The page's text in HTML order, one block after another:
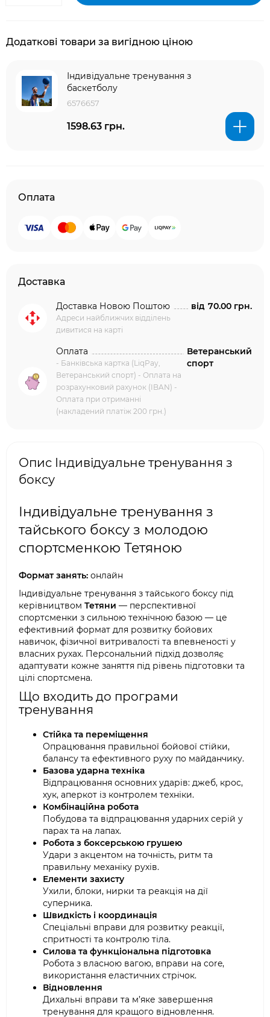
Додаткові товари за вигідною ціною
Індивідуальне тренування з
баскетболу
6576657
1598.63 грн.
Оплата
Доставка
Доставка Новою Поштою
Адреси найближчих відділень
дивитися на карті
від 70.00 грн.
Оплата
- Банківська картка (LiqPay,
Ветеранський спорт) - Оплата на
розрахунковий рахунок (IBAN) -
Оплата при отриманні
(накладений платіж 200 грн.)
Ветеранський
спорт
Опис Індивідуальне тренування з
боксу
Індивідуальне тренування з
тайського боксу з молодою
спортсменкою Тетяною
Формат занять: онлайн
Індивідуальне тренування з тайського боксу під
керівництвом Тетяни — перспективної
спортсменки з сильною технічною базою — це
ефективний формат для розвитку бойових
навичок, фізичної витривалості та впевненості у
власних рухах. Персональний підхід дозволяє
адаптувати кожне заняття під рівень підготовки та
цілі спортсмена.
Що входить до програми
тренування
Стійка та переміщення
Опрацювання правильної бойової стійки,
балансу та ефективного руху по майданчику.
Базова ударна техніка
Відпрацювання основних ударів: джеб, крос,
хук, аперкот із контролем техніки.
Комбінаційна робота
Побудова та відпрацювання ударних серій у
парах та на лапах.
Робота з боксерською грушею
Удари з акцентом на точність, ритм та
правильну механіку рухів.
Елементи захисту
Ухили, блоки, нирки та реакція на дії
суперника.
Швидкість і координація
Спеціальні вправи для розвитку реакції,
спритності та контролю тіла.
Силова та функціональна підготовка
Робота з власною вагою, вправи на core,
використання еластичних стрічок.
Відновлення
Дихальні вправи та м’яке завершення
тренування для кращого відновлення.